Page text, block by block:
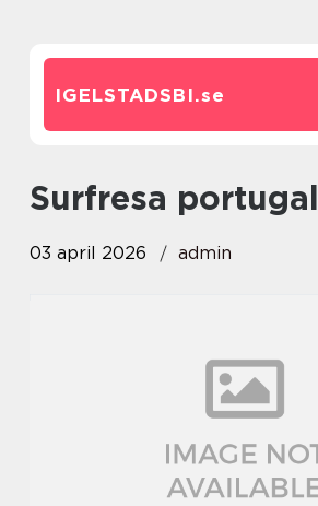
IGELSTADSBI.se
surfresa portugal
03 april 2026 admin